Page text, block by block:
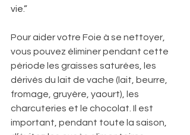
vie.”
Pour aider votre Foie à se nettoyer,
vous pouvez éliminer pendant cette
période les graisses saturées, les
dérivés du lait de vache (lait, beurre,
fromage, gruyère, yaourt), les
charcuteries et le chocolat. Il est
important, pendant toute la saison,